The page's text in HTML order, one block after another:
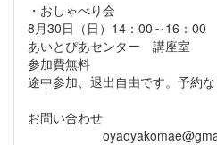
・おしゃべり会
8月30日（日）14：00～16：00
あいとぴあセンター 講座室
参加費無料
途中参加、退出自由です。予約な
お問い合わせ